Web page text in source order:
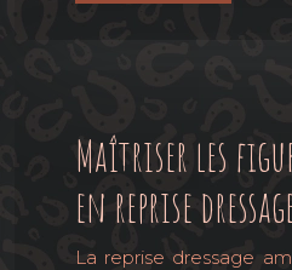
Maîtriser les
en reprise
La reprise dressage